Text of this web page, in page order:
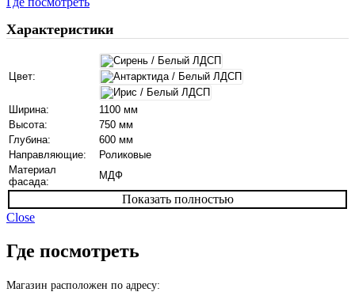
Характеристики
Цвет:
Ширина:
1100 мм
Высота:
750 мм
Глубина:
600 мм
Направляющие:
Роликовые
Материал
фасада:
МДФ
Показать полностью
Close
Где посмотреть
Магазин расположен по адресу: